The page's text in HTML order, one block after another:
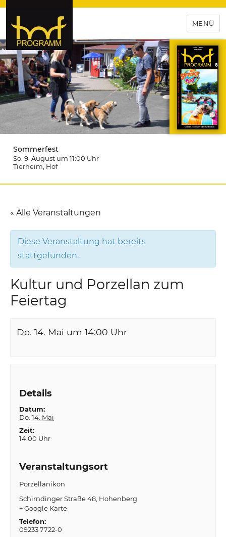
hof-programm – das
Veranstaltungsportal für
Hochfranken
MENÜ
Sommerfest
So. 9. August um 11:00 Uhr
Tierheim , Hof
« Alle Veranstaltungen
Diese Veranstaltung hat bereits
stattgefunden.
Kultur und Porzellan zum
Feiertag
Do. 14. Mai um 14:00 Uhr
Details
Datum:
Do. 14. Mai
Zeit:
14:00 Uhr
Veranstaltungsort
Porzellanikon
Schirndinger Straße 48 Hohenberg
+ Google Karte
Telefon:
09233 7722-0